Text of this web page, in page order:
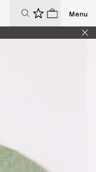
0 0
Menu